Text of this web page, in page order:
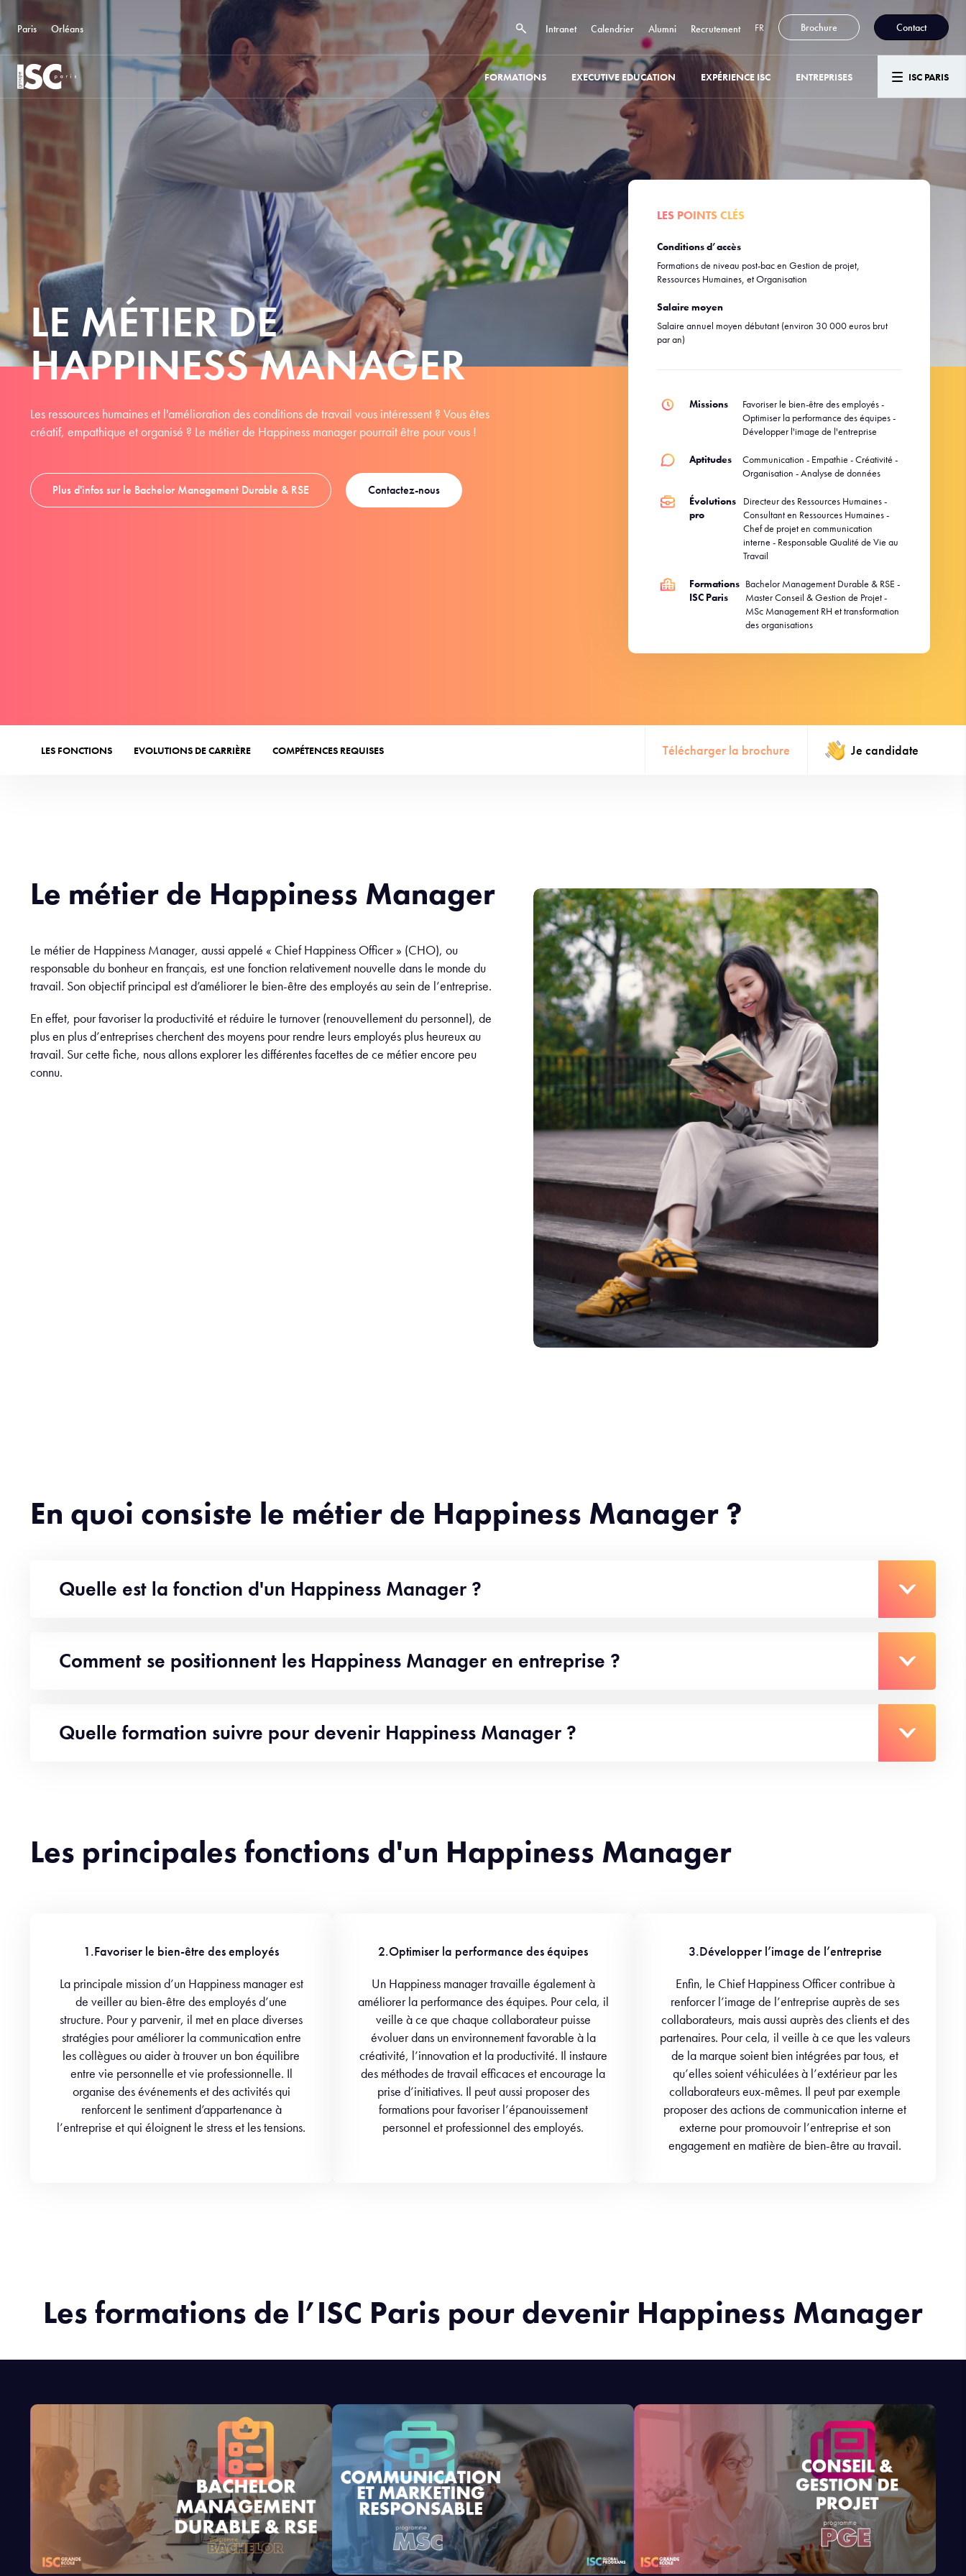
Paris Orléans Intranet Calendrier Alumni Recrutement FR Brochure Contact
FORMATIONS EXECUTIVE EDUCATION EXPÉRIENCE ISC ENTREPRISES ISC PARIS
LE MÉTIER DE
HAPPINESS MANAGER
Les ressources humaines et l'amélioration des conditions de travail vous intéressent ? Vous êtes
créatif, empathique et organisé ? Le métier de Happiness manager pourrait être pour vous !
Plus d'infos sur le Bachelor Management Durable & RSE Contactez-nous
LES POINTS CLÉS
Conditions d’accès
Formations de niveau post-bac en Gestion de projet,
Ressources Humaines, et Organisation
Salaire moyen
Salaire annuel moyen débutant (environ 30 000 euros brut
par an)
Missions
Favoriser le bien-être des employés -
Optimiser la performance des équipes -
Développer l'image de l'entreprise
Aptitudes
Communication - Empathie - Créativité -
Organisation - Analyse de données
Évolutions
pro
Directeur des Ressources Humaines -
Consultant en Ressources Humaines -
Chef de projet en communication
interne - Responsable Qualité de Vie au
Travail
Formations
ISC Paris
Bachelor Management Durable & RSE -
Master Conseil & Gestion de Projet -
MSc Management RH et transformation
des organisations
LES FONCTIONS EVOLUTIONS DE CARRIÈRE COMPÉTENCES REQUISES Télécharger la brochure Je candidate
Le métier de Happiness Manager
Le métier de Happiness Manager, aussi appelé « Chief Happiness Officer » (CHO), ou
responsable du bonheur en français, est une fonction relativement nouvelle dans le monde du
travail. Son objectif principal est d’améliorer le bien-être des employés au sein de l’entreprise.
En effet, pour favoriser la productivité et réduire le turnover (renouvellement du personnel), de
plus en plus d’entreprises cherchent des moyens pour rendre leurs employés plus heureux au
travail. Sur cette fiche, nous allons explorer les différentes facettes de ce métier encore peu
connu.
En quoi consiste le métier de Happiness Manager ?
Quelle est la fonction d'un Happiness Manager ?
Comment se positionnent les Happiness Manager en entreprise ?
Quelle formation suivre pour devenir Happiness Manager ?
Les principales fonctions d'un Happiness Manager
1.Favoriser le bien-être des employés
La principale mission d’un Happiness manager est
de veiller au bien-être des employés d’une
structure. Pour y parvenir, il met en place diverses
stratégies pour améliorer la communication entre
les collègues ou aider à trouver un bon équilibre
entre vie personnelle et vie professionnelle. Il
organise des événements et des activités qui
renforcent le sentiment d’appartenance à
l’entreprise et qui éloignent le stress et les tensions.
2.Optimiser la performance des équipes
Un Happiness manager travaille également à
améliorer la performance des équipes. Pour cela, il
veille à ce que chaque collaborateur puisse
évoluer dans un environnement favorable à la
créativité, l’innovation et la productivité. Il instaure
des méthodes de travail efficaces et encourage la
prise d’initiatives. Il peut aussi proposer des
formations pour favoriser l’épanouissement
personnel et professionnel des employés.
3.Développer l’image de l’entreprise
Enfin, le Chief Happiness Officer contribue à
renforcer l’image de l’entreprise auprès de ses
collaborateurs, mais aussi auprès des clients et des
partenaires. Pour cela, il veille à ce que les valeurs
de la marque soient bien intégrées par tous, et
qu’elles soient véhiculées à l’extérieur par les
collaborateurs eux-mêmes. Il peut par exemple
proposer des actions de communication interne et
externe pour promouvoir l’entreprise et son
engagement en matière de bien-être au travail.
Les formations de l’ISC Paris pour devenir Happiness Manager